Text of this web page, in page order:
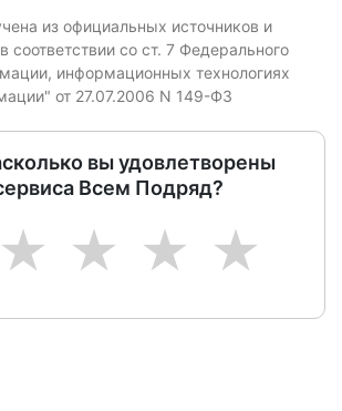
из официальных источников и
соответствии со ст. 7 Федерального
информационных технологиях
от 27.07.2006 N 149-ФЗ
вы удовлетворены
Всем Подряд?
5
4
3
2